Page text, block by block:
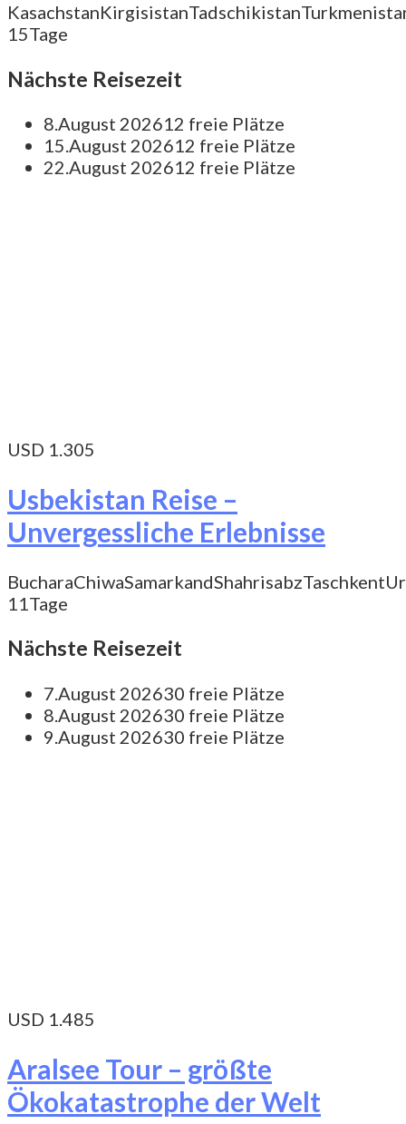
KasachstanKirgisistanTadschikistan
15Tage
Nächste Reisezeit
8.August 202612 freie Plätze
15.August 202612 freie Plätze
22.August 202612 freie Plätze
USD 1.305
Usbekistan Reise –
Unvergessliche Erlebnisse
BucharaChiwaSamarkandShahrisabzTaschkent
11Tage
Nächste Reisezeit
7.August 202630 freie Plätze
8.August 202630 freie Plätze
9.August 202630 freie Plätze
USD 1.485
Aralsee Tour – größte
Ökokatastrophe der Welt